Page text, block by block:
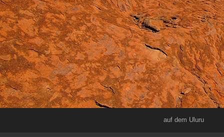
auf dem Uluru